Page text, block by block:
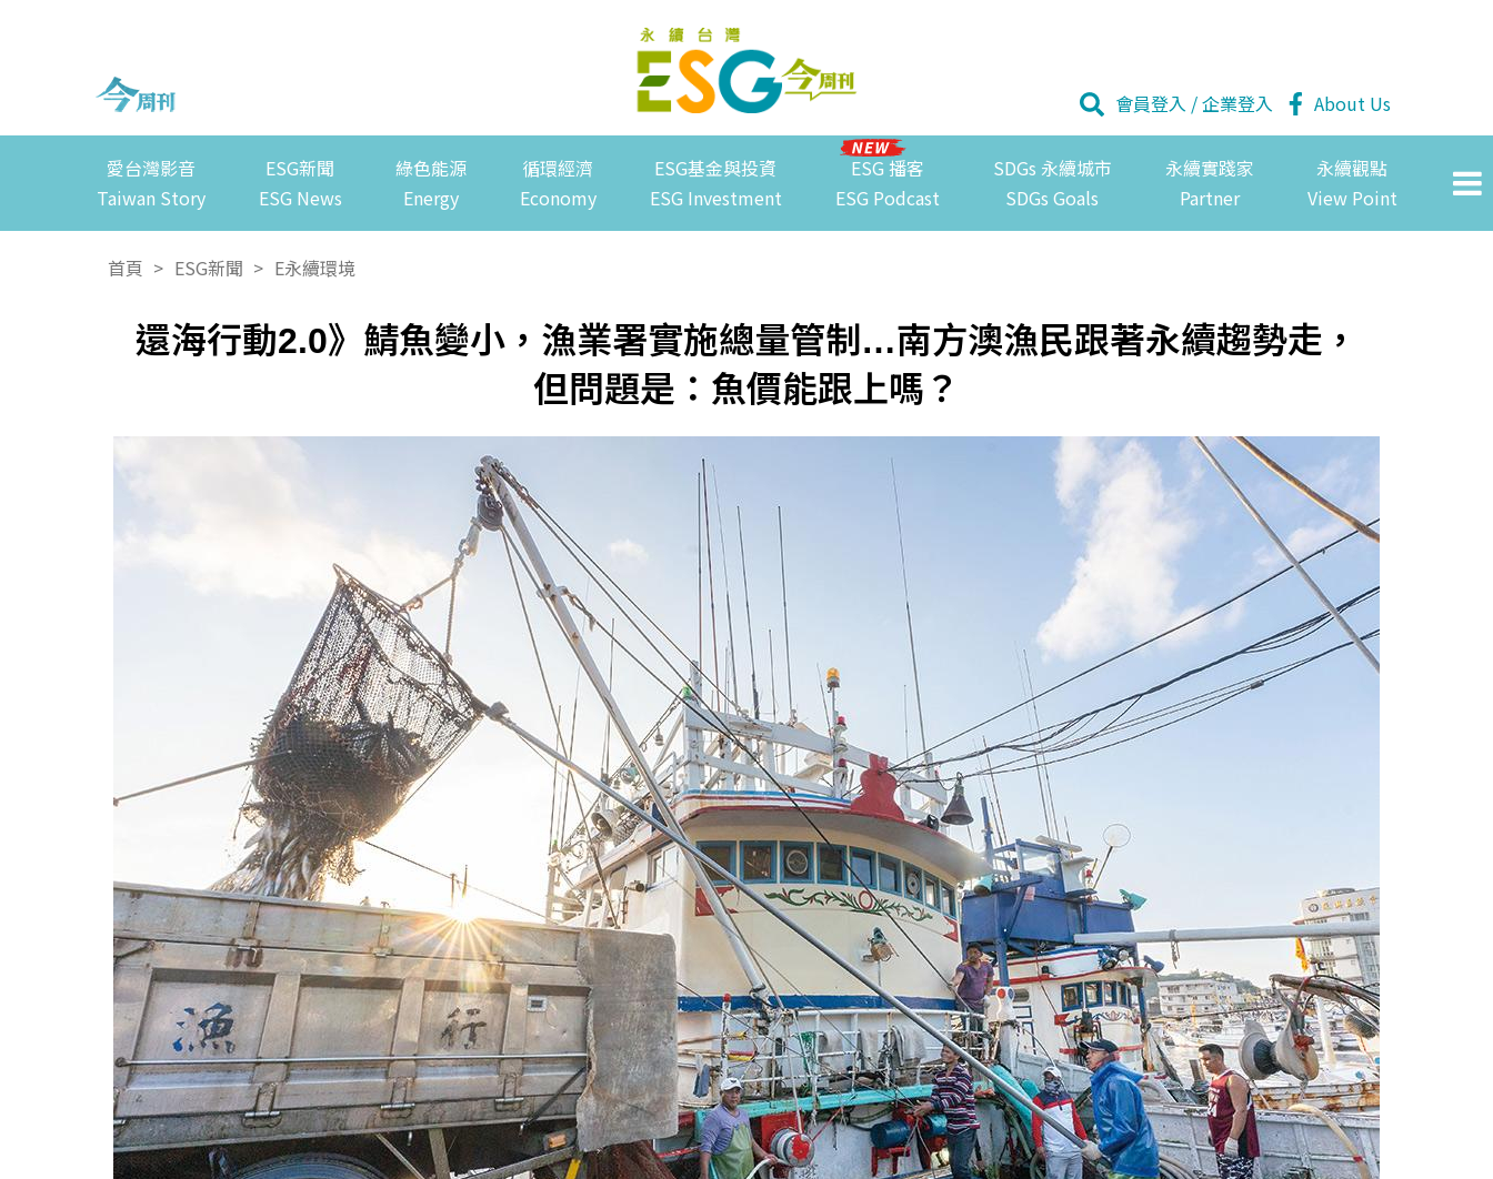
會員登入 /企業登入 About Us
愛台灣影音
Taiwan Story
ESG新聞
ESG News
綠色能源
Energy
循環經濟
Economy
ESG基金與投資
ESG Investment
ESG 播客
ESG Podcast
SDGs 永續城市
SDGs Goals
永續實踐家
Partner
永續觀點
View Point
首頁 > ESG新聞 > E永續環境
還海行動2.0》鯖魚變小，漁業署實施總量管制…南方澳漁民跟著永續趨勢走，
但問題是：魚價能跟上嗎？